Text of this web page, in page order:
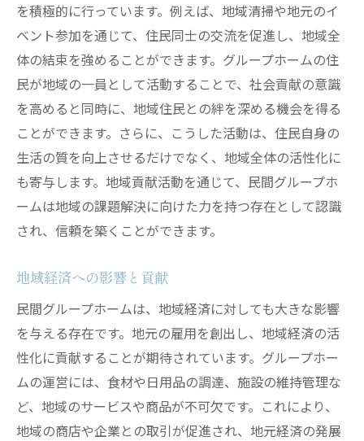
を積極的に行っています。例えば、地域清掃や地元のイ
ベント参加を通じて、住民同士の交流を促進し、地域全
体の結束を強めることができます。グループホームの住
民が地域の一員として活動することで、社会貢献の意識
を高めると同時に、地域住民との絆を深める機会を得る
ことができます。さらに、こうした活動は、住民自身の
生活の質を向上させるだけでなく、地域全体の活性化に
も寄与します。地域貢献活動を通じて、民間グループホ
ームは地域の課題解決に向けた力を持つ存在として認識
され、信頼を築くことができます。
地域経済への影響と貢献
民間グループホームは、地域経済に対しても大きな影響
を与える存在です。地元の雇用を創出し、地域経済の活
性化に貢献することが期待されています。グループホー
ムの運営には、食材や日用品の調達、施設の維持管理な
ど、地域のサービスや商品が不可欠です。これにより、
地域の商店や企業との取引が促進され、地元経済の発展